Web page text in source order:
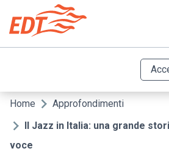
contenuto
principale
Briciole
di
pane
Home
Approfondimenti
Il Jazz in Italia: una grande
voce